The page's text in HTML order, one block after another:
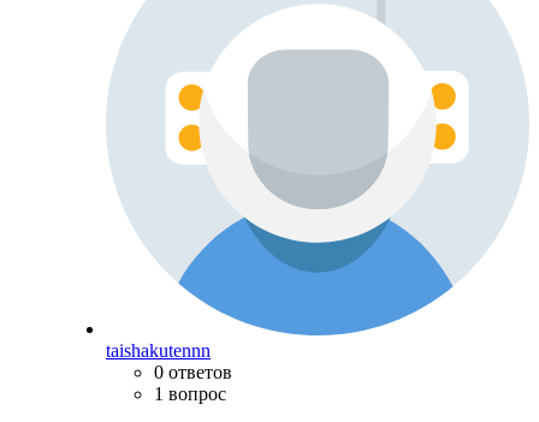
taishakutennn
0 ответов
1 вопрос